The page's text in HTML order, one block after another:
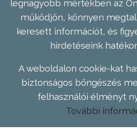
legnagyobb mértékben az
működjön, könnyen
keresett információt, és
hirdetéseink
A weboldalon cookie-kat
biztonságos böngészés
felhasználói élményt
További